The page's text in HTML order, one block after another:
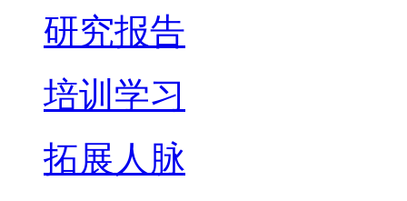
研究报告
培训学习
拓展人脉